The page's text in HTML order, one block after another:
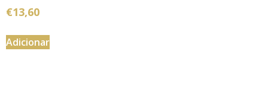
€13,60
Adicionar